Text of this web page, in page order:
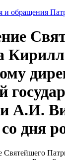
и обращения
А.И.
дня